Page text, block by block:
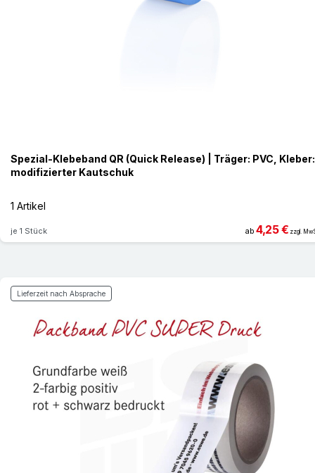
Spezial-Klebeband QR (Quick Release) | Träger: PVC, Kleber:
modifizierter Kautschuk
1 Artikel
je 1 Stück ab 4,25 € zzgl.
Lieferzeit nach Absprache